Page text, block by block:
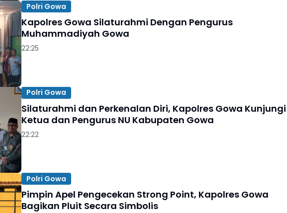
Polri Gowa
Kapolres Gowa Silaturahmi Dengan Pengurus
Muhammadiyah Gowa
22:25
Polri Gowa
Silaturahmi dan Perkenalan Diri, Kapolres Gowa Kunjungi
Ketua dan Pengurus NU Kabupaten Gowa
22:22
Polri Gowa
Pimpin Apel Pengecekan Strong Point, Kapolres Gowa
Bagikan Pluit Secara Simbolis